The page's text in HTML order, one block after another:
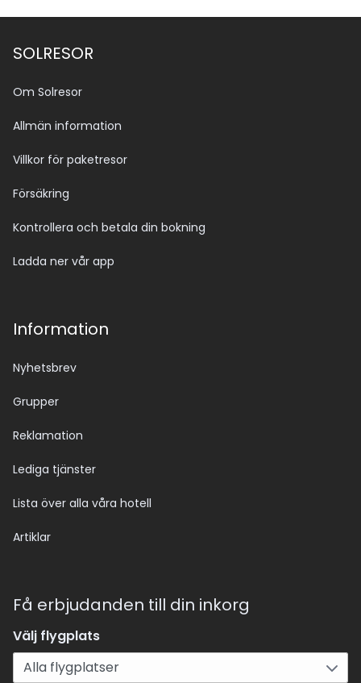
SOLRESOR
Om Solresor
Allmän information
Villkor för paketresor
Försäkring
Kontrollera och betala din bokning
Ladda ner vår app
Information
Nyhetsbrev
Grupper
Reklamation
Lediga tjänster
Lista över alla våra hotell
Artiklar
Få erbjudanden till din inkorg
Välj flygplats